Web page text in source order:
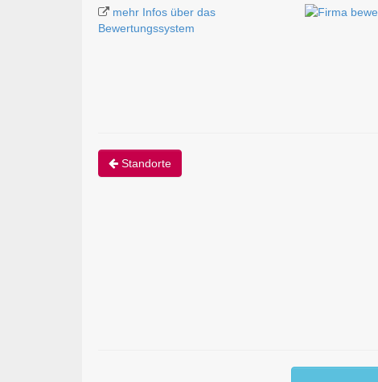
mehr Infos über das
Bewertungssystem
Standorte